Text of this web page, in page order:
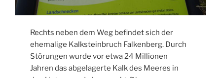
Rechts neben dem Weg befindet sich der
ehemalige Kalksteinbruch Falkenberg. Durch
Störungen wurde vor etwa 24 Millionen
Jahren das abgelagerte Kalk des Meeres in